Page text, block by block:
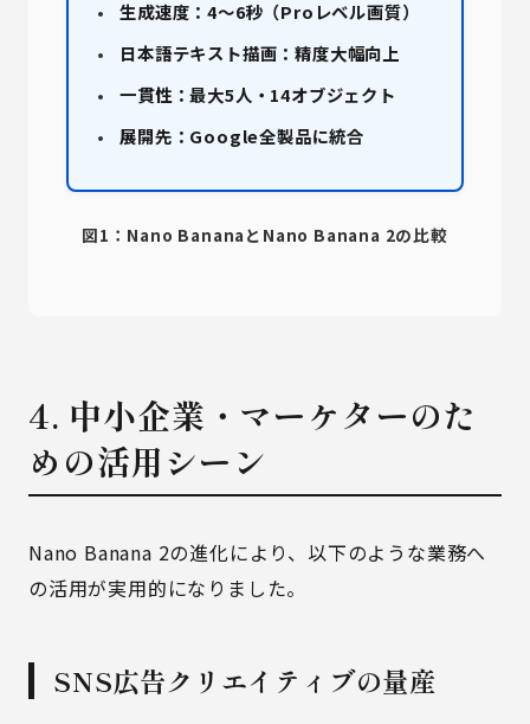
生成速度：4〜6秒（Proレベル画質）
日本語テキスト描画：精度大幅向上
一貫性：最大5人・14オブジェクト
展開先：Google全製品に統合
図1：Nano BananaとNano Banana 2の比較
4. 中小企業・マーケターのた
めの活用シーン
Nano Banana 2の進化により、以下のような業務へ
の活用が実用的になりました。
SNS広告クリエイティブの量産